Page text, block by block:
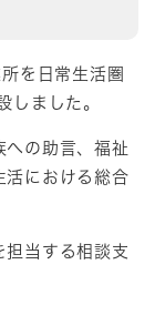
を日常生活圏
しました。
への助言、福祉
活における総合
担当する相談支